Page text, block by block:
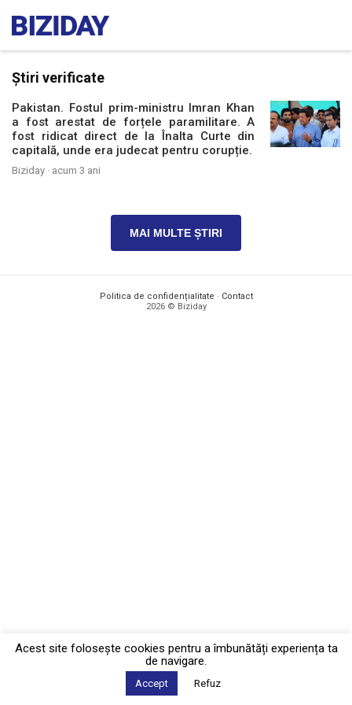
Știri verificate
Pakistan. Fostul prim-ministru Imran Khan
a fost arestat de forțele paramilitare. A
fost ridicat direct de la Înalta Curte din
capitală, unde era judecat pentru corupție.
Biziday · acum 3 ani
MAI MULTE ȘTIRI
Politica de confidențialitate · Contact
2026 © Biziday
Acest site foloseşte cookies pentru a îmbunătăți experiența ta
de navigare.
Accept Refuz